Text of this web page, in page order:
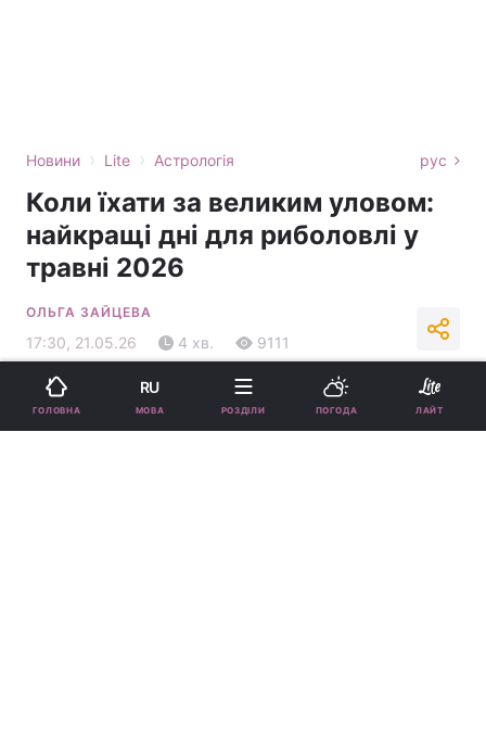
Новини › Lite › Астрологія рус
Коли їхати за великим уловом:
найкращі дні для риболовлі у
травні 2026
ОЛЬГА ЗАЙЦЕВА
17:30, 21.05.26 4 хв. 9111
Підпишіться на нас в Google
ГОЛОВНА
RU
МОВА РОЗДІЛИ ПОГОДА ЛАЙТ